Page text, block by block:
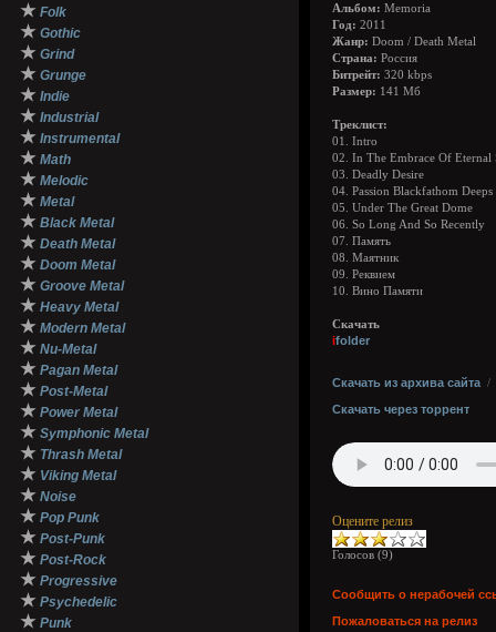
★ Folk
★ Gothic
★ Grind
★ Grunge
★ Indie
★ Industrial
★ Instrumental
★ Math
★ Melodic
★ Metal
★ Black Metal
★ Death Metal
★ Doom Metal
★ Groove Metal
★ Heavy Metal
★ Modern Metal
★ Nu-Metal
★ Pagan Metal
★ Post-Metal
★ Power Metal
★ Symphonic Metal
★ Thrash Metal
★ Viking Metal
★ Noise
★ Pop Punk
★ Post-Punk
★ Post-Rock
★ Progressive
★ Psychedelic
★ Punk
Альбом: Memoria
Год: 2011
Жанр: Doom / Death Metal
Страна: Россия
Битрейт: 320 kbps
Размер: 141 Мб
Треклист:
01. Intro
02. In The Embrace Of Eternal
03. Deadly Desire
04. Passion Blackfathom Deeps
05. Under The Great Dome
06. So Long And So Recently
07. Память
08. Маятник
09. Реквием
10. Вино Памяти
Скачать
ifolder
Скачать из архива сайта /
Скачать через торрент
Оцените релиз
Голосов (9)
Сообщить о нерабочей
Пожаловаться на релиз